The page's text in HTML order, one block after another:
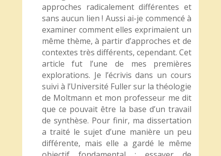
approches radicalement différentes et
sans aucun lien ! Aussi ai-je commencé à
examiner comment elles exprimaient un
même thème, à partir d’approches et de
contextes très différents, cependant. Cet
article fut l’une de mes premières
explorations. Je l’écrivis dans un cours
suivi à l’Université Fuller sur la théologie
de Moltmann et mon professeur me dit
que ce pouvait être la base d’un travail
de synthèse. Pour finir, ma dissertation
a traité le sujet d’une manière un peu
différente, mais elle a gardé le même